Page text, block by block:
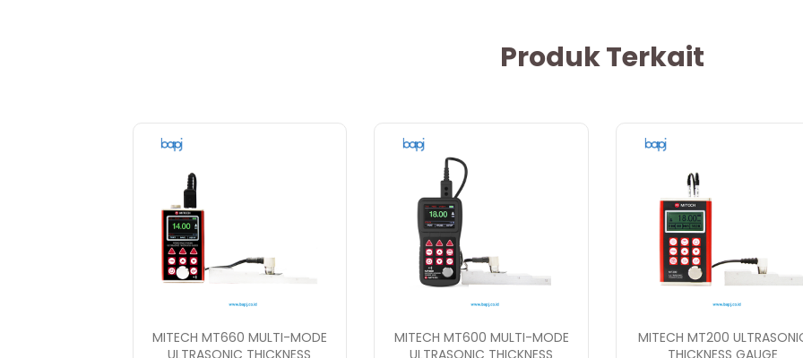
Produk Terkait
MITECH MT660 MULTI-MODE
ULTRASONIC THICKNESS
MITECH MT600 MULTI-MODE
ULTRASONIC THICKNESS
MITECH MT200
THICKNESS GAUGE